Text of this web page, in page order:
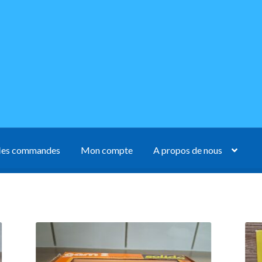
commandes Mon compte A propos de nous